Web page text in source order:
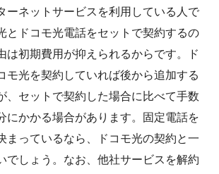
ーネットサービスを利用している人で
とドコモ光電話をセットで契約するの
は初期費用が抑えられるからです。ド
モ光を契約していれば後から追加する
、セットで契約した場合に比べて手数
にかかる場合があります。固定電話を
まっているなら、ドコモ光の契約と一
でしょう。なお、他社サービスを解約